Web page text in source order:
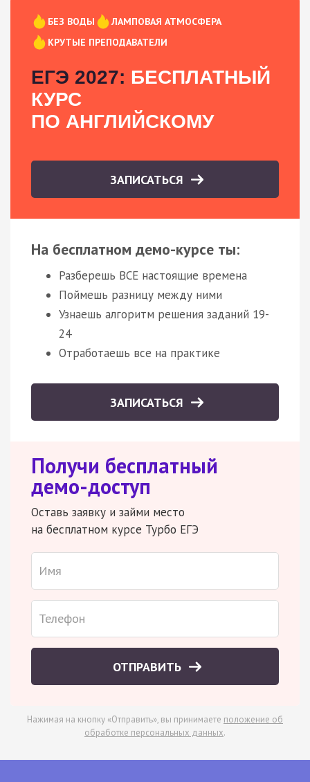
БЕЗ ВОДЫ
ЛАМПОВАЯ АТМОСФЕРА
КРУТЫЕ ПРЕПОДАВАТЕЛИ
ЕГЭ 2027: БЕСПЛАТНЫЙ
КУРС
ПО АНГЛИЙСКОМУ
ЗАПИСАТЬСЯ
На бесплатном демо-курсе ты:
Разберешь ВСЕ настоящие времена
Поймешь разницу между ними
Узнаешь алгоритм решения заданий 19-
24
Отработаешь все на практике
ЗАПИСАТЬСЯ
Получи бесплатный
демо-доступ
Оставь заявку и займи место
на бесплатном курсе Турбо ЕГЭ
ОТПРАВИТЬ
Нажимая на кнопку «Отправить», вы принимаете положение об
обработке персональных данных.